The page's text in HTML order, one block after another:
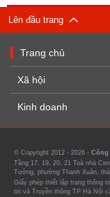
Lên đầu trang
Trang chủ
Xã hội
Kinh doanh
© Copyright 2012 - 2026 - Công
Tầng 17, 19, 20, 21 Toà nhà
Tưởng, phường Thanh Xuân,
Giấy phép thiết lập trang thông
tin và Truyền thông TP Hà Nội